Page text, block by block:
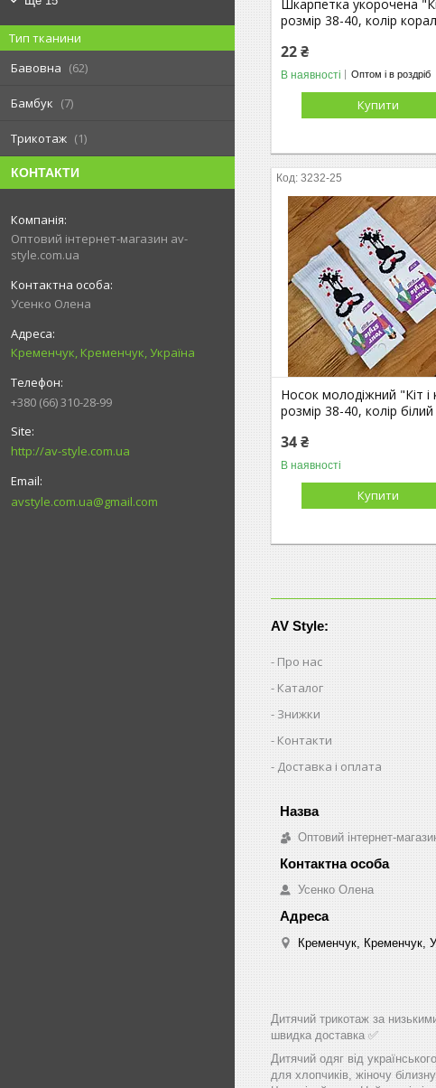
Тип тканини
Бавовна
62
Бамбук 7
Трикотаж 1
КОНТАКТИ
Оптовий інтернет-магазин av-
style.com.ua
Усенко Олена
Кременчук, Кременчук, Україна
+380 (66) 310-28-99
http://av-style.com.ua
avstyle.com.ua@gmail.com
Шкарпетка укорочена
розмір 38-40, колір
22 ₴
В наявності Оптом і в роздріб
Купити
3232-25
Носок молодіжний "Кіт і
розмір 38-40, колір білий
34 ₴
В наявності
Купити
AV Style:
Про нас
Каталог
Знижки
Контакти
Доставка і оплата
Оптовий інтернет-
Усенко Олена
Кременчук, Кременчук,
Дитячий трикотаж за
швидка доставка ✅
Дитячий одяг від
для хлопчиків, жіночу